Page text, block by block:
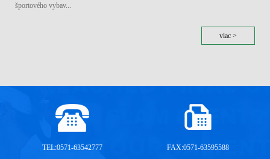
športového vybav...
viac >
TEL:0571-63542777 FAX:0571-63595588